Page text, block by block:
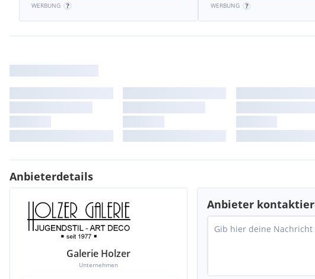
WERBUNG WERBUNG
Anbieterdetails
Galerie Holzer
Unternehmen
Anbieter